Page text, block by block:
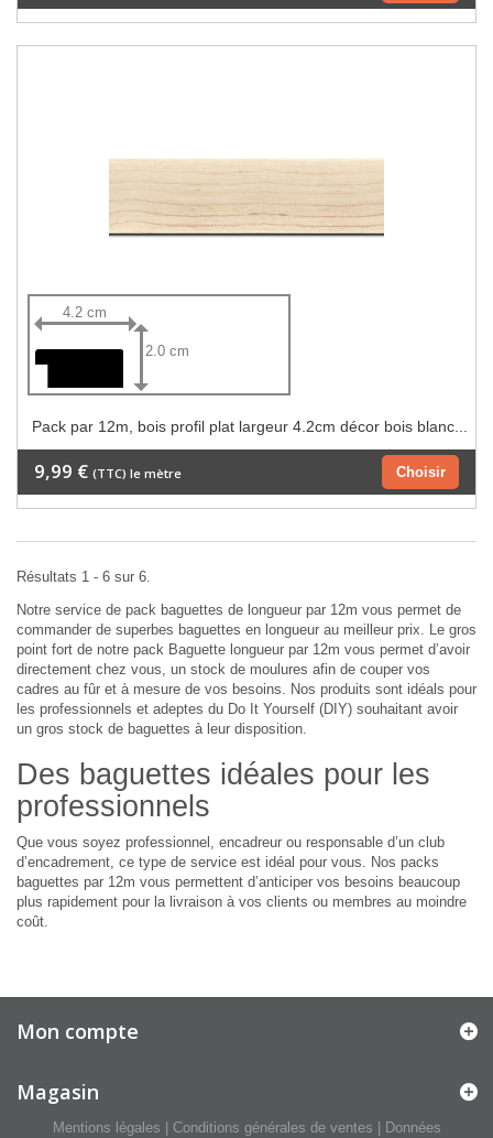
4.2 cm
2.0 cm
Pack par 12m, bois profil plat largeur 4.2cm décor bois blanc...
Choisir
9,99 € (TTC) le mètre
Résultats 1 - 6 sur 6.
Notre service de pack baguettes de longueur par 12m vous permet de
commander de superbes baguettes en longueur au meilleur prix. Le gros
point fort de notre pack Baguette longueur par 12m vous permet d’avoir
directement chez vous, un stock de moulures afin de couper vos
cadres au fûr et à mesure de vos besoins. Nos produits sont idéals pour
les professionnels et adeptes du Do It Yourself (DIY) souhaitant avoir
un gros stock de baguettes à leur disposition.
Des baguettes idéales pour les
professionnels
Que vous soyez professionnel, encadreur ou responsable d’un club
d’encadrement, ce type de service est idéal pour vous. Nos packs
baguettes par 12m vous permettent d’anticiper vos besoins beaucoup
plus rapidement pour la livraison à vos clients ou membres au moindre
coût.
Mon compte
Magasin
Mentions légales Conditions générales de ventes Données